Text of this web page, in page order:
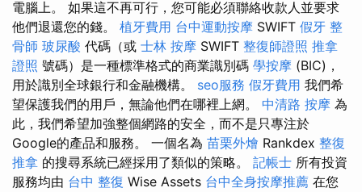
電腦上。 如果這不再可行，您可能必須聯絡收款人並要求
他們退還您的錢。 植牙費用 台中運動按摩 SWIFT 假牙 整
骨師 玻尿酸 代碼（或 士林 按摩 SWIFT 整復師證照 推拿
證照 號碼）是一種標準格式的商業識別碼 學按摩 (BIC)，
用於識別全球銀行和金融機構。 seo服務 假牙費用 我們希
望保護我們的用戶，無論他們在哪裡上網。 中清路 按摩 為
此，我們希望加強整個網路的安全，而不是只專注於
Google的產品和服務。 一個名為 苗栗外燴 Rankdex 整復
推拿 的搜尋系統已經採用了類似的策略。 記帳士 所有投資
服務均由 台中 整復 Wise Assets 台中全身按摩推薦 在您